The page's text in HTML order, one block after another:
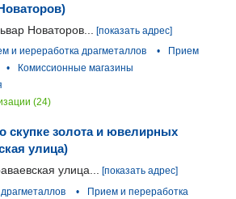
Новаторов...
[показать адрес]
и иереработка драгметаллов •
Прием
•
Комиссионные магазины
(24)
скупке золота и ювелирных
улица)
улица... [показать адрес]
•
Прием и переработка